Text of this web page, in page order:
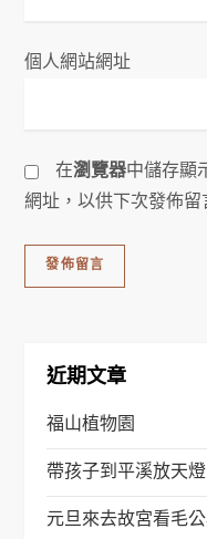
個人網站網址
在瀏覽器中儲存顯
網址，以供下次發佈留
近期文章
福山植物園
帶孩子到平溪放天燈
元旦來去故宮看毛